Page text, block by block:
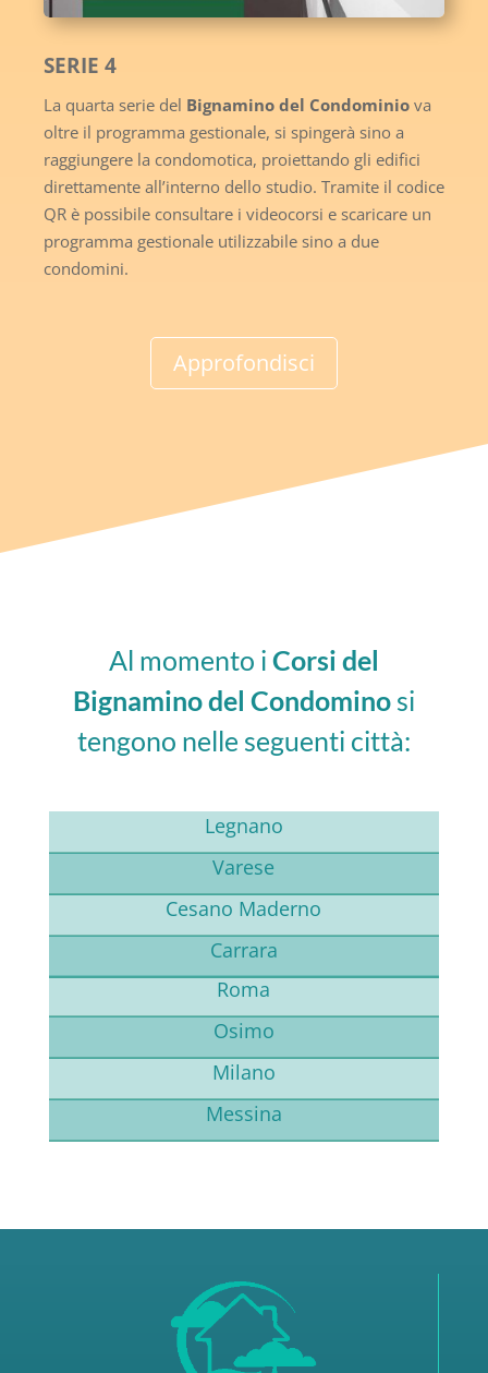
SERIE 4
La quarta serie del Bignamino del Condominio va
oltre il programma gestionale, si spingerà sino a
raggiungere la condomotica, proiettando gli edifici
direttamente all’interno dello studio. Tramite il codice
QR è possibile consultare i videocorsi e scaricare un
programma gestionale utilizzabile sino a due
condomini.
Approfondisci
Al momento i Corsi del
Bignamino del Condominosi
tengono nelle seguenti città:
Legnano
Varese
Cesano Maderno
Carrara
Roma
Osimo
Milano
Messina